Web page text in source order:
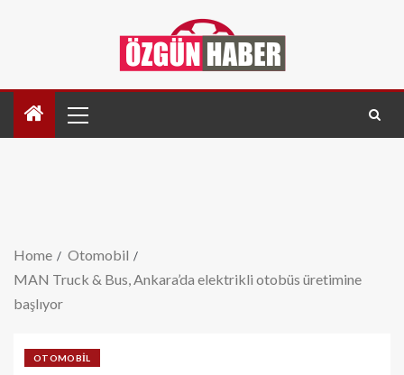
Home
Otomobil
MAN Truck & Bus, Ankara’da elektrikli otobüs üretimine
başlıyor
OTOMOBIL